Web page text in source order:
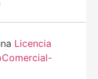
Licencia